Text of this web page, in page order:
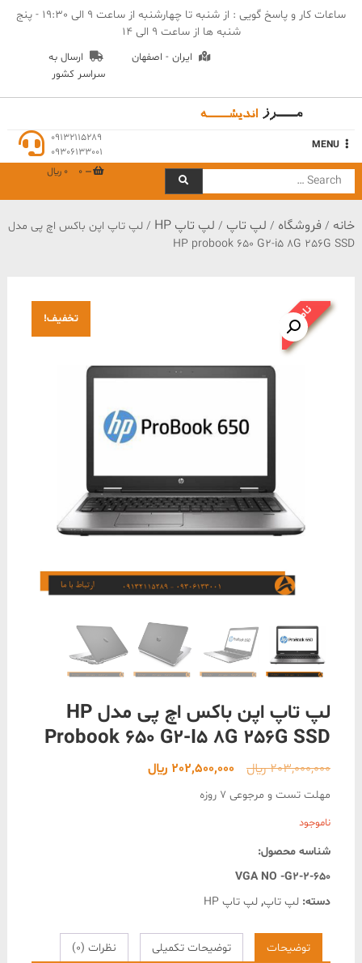
ساعات کار و پاسخ گویی : از شنبه تا چهارشنبه از ساعت 9 الی 19:30 - پنج
شنبه ها از ساعت 9 الی 14
ایران - اصفهان
ارسال به
سراسر کشور
MENU
09132115289
09306133001
Search
for:
0 0 ﷼
خانه / فروشگاه / لپ تاپ / لپ تاپ HP
/ لپ تاپ اپن باکس اچ پی مدل
HP probook 650 G2-i5 8G 256G SSD
تخفیف! ناموجود
لپ تاپ اپن باکس اچ پی مدل HP
Probook 650 G2-I5 8G 256G SSD
203,000,000﷼
قیمت
اصلی
202,500,000 ﷼قیمت
مهلت تست و مرجوعی 7 روزه
ناموجود
شناسه محصول:
650-VGA NO -G2-2
دسته: لپ تاپ, لپ تاپ HP
توضیحات توضیحات تکمیلی نظرات (0)